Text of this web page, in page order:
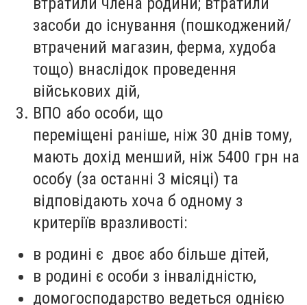
засоби до існування (пошкоджений/
втрачений магазин, ферма, худоба
тощо) внаслідок проведення
військових дій,
ВПО або особи, що
переміщені раніше, ніж 30 днів тому,
мають дохід менший, ніж 5400 грн на
особу (за останні 3 місяці) та
відповідають хоча б одному з
критеріїв вразливості:
в родині є двоє або більше дітей,
в родині є особи з інвалідністю,
домогосподарство ведеться однією